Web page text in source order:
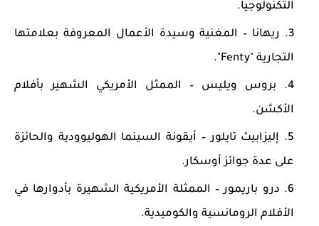
التكنولوجيا.
ريهانا – المغنية وسيدة الأعمال المعروفة بعلامتها
التجارية "Fenty".
بروس ويليس – الممثل الأمريكي الشهير بأفلام
الأكشن.
إليزابيث تايلور– أيقونة السينما الهوليوودية والحائزة
على عدة جوائز أوسكار.
درو باريمور– الممثلة الأمريكية الشهيرة بأدوارها في
الأفلام الرومانسية والكوميدية.